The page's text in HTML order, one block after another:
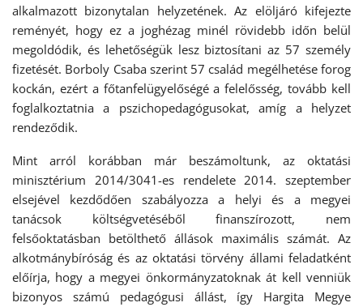
alkalmazott bizonytalan helyzetének. Az elöljáró kifejezte
reményét, hogy ez a joghézag minél rövidebb időn belül
megoldódik, és lehetőségük lesz biztosítani az 57 személy
fizetését. Borboly Csaba szerint 57 család megélhetése forog
kockán, ezért a főtanfelügyelőségé a felelősség, tovább kell
foglalkoztatnia a pszichopedagógusokat, amíg a helyzet
rendeződik.
Mint arról korábban már beszámoltunk, az oktatási
minisztérium 2014/3041-es rendelete 2014. szeptember
elsejével kezdődően szabályozza a helyi és a megyei
tanácsok költségvetéséből finanszírozott, nem
felsőoktatásban betölthető állások maximális számát. Az
alkotmánybíróság és az oktatási törvény állami feladatként
előírja, hogy a megyei önkormányzatoknak át kell venniük
bizonyos számú pedagógusi állást, így Hargita Megye